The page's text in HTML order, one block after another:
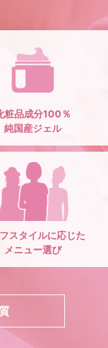
粧品成分100％
純国産ジェル
スタイルに応じた
メニュー選び